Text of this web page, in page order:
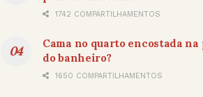
1742 COMPARTILHAMENTOS
Cama no quarto encostada na
do banheiro?
1650 COMPARTILHAMENTOS